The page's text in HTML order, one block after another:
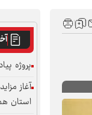
پروژه
آغاز
استان